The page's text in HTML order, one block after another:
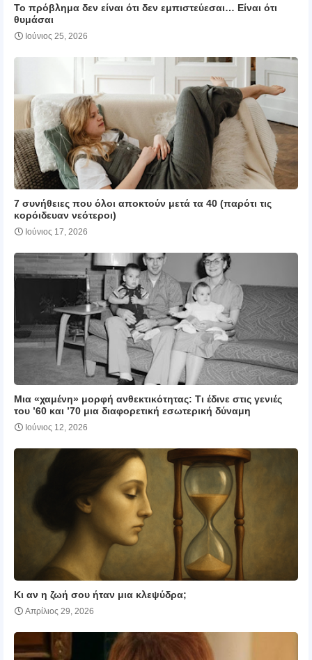
Το πρόβλημα δεν είναι ότι δεν εμπιστεύεσαι… Είναι ότι
θυμάσαι
Ιούνιος 25, 2026
7 συνήθειες που όλοι αποκτούν μετά τα 40 (παρότι τις
κορόιδευαν νεότεροι)
Ιούνιος 17, 2026
Μια «χαμένη» μορφή ανθεκτικότητας: Τι έδινε στις γενιές
του ’60 και ’70 μια διαφορετική εσωτερική δύναμη
Ιούνιος 12, 2026
Κι αν η ζωή σου ήταν μια κλεψύδρα;
Απρίλιος 29, 2026